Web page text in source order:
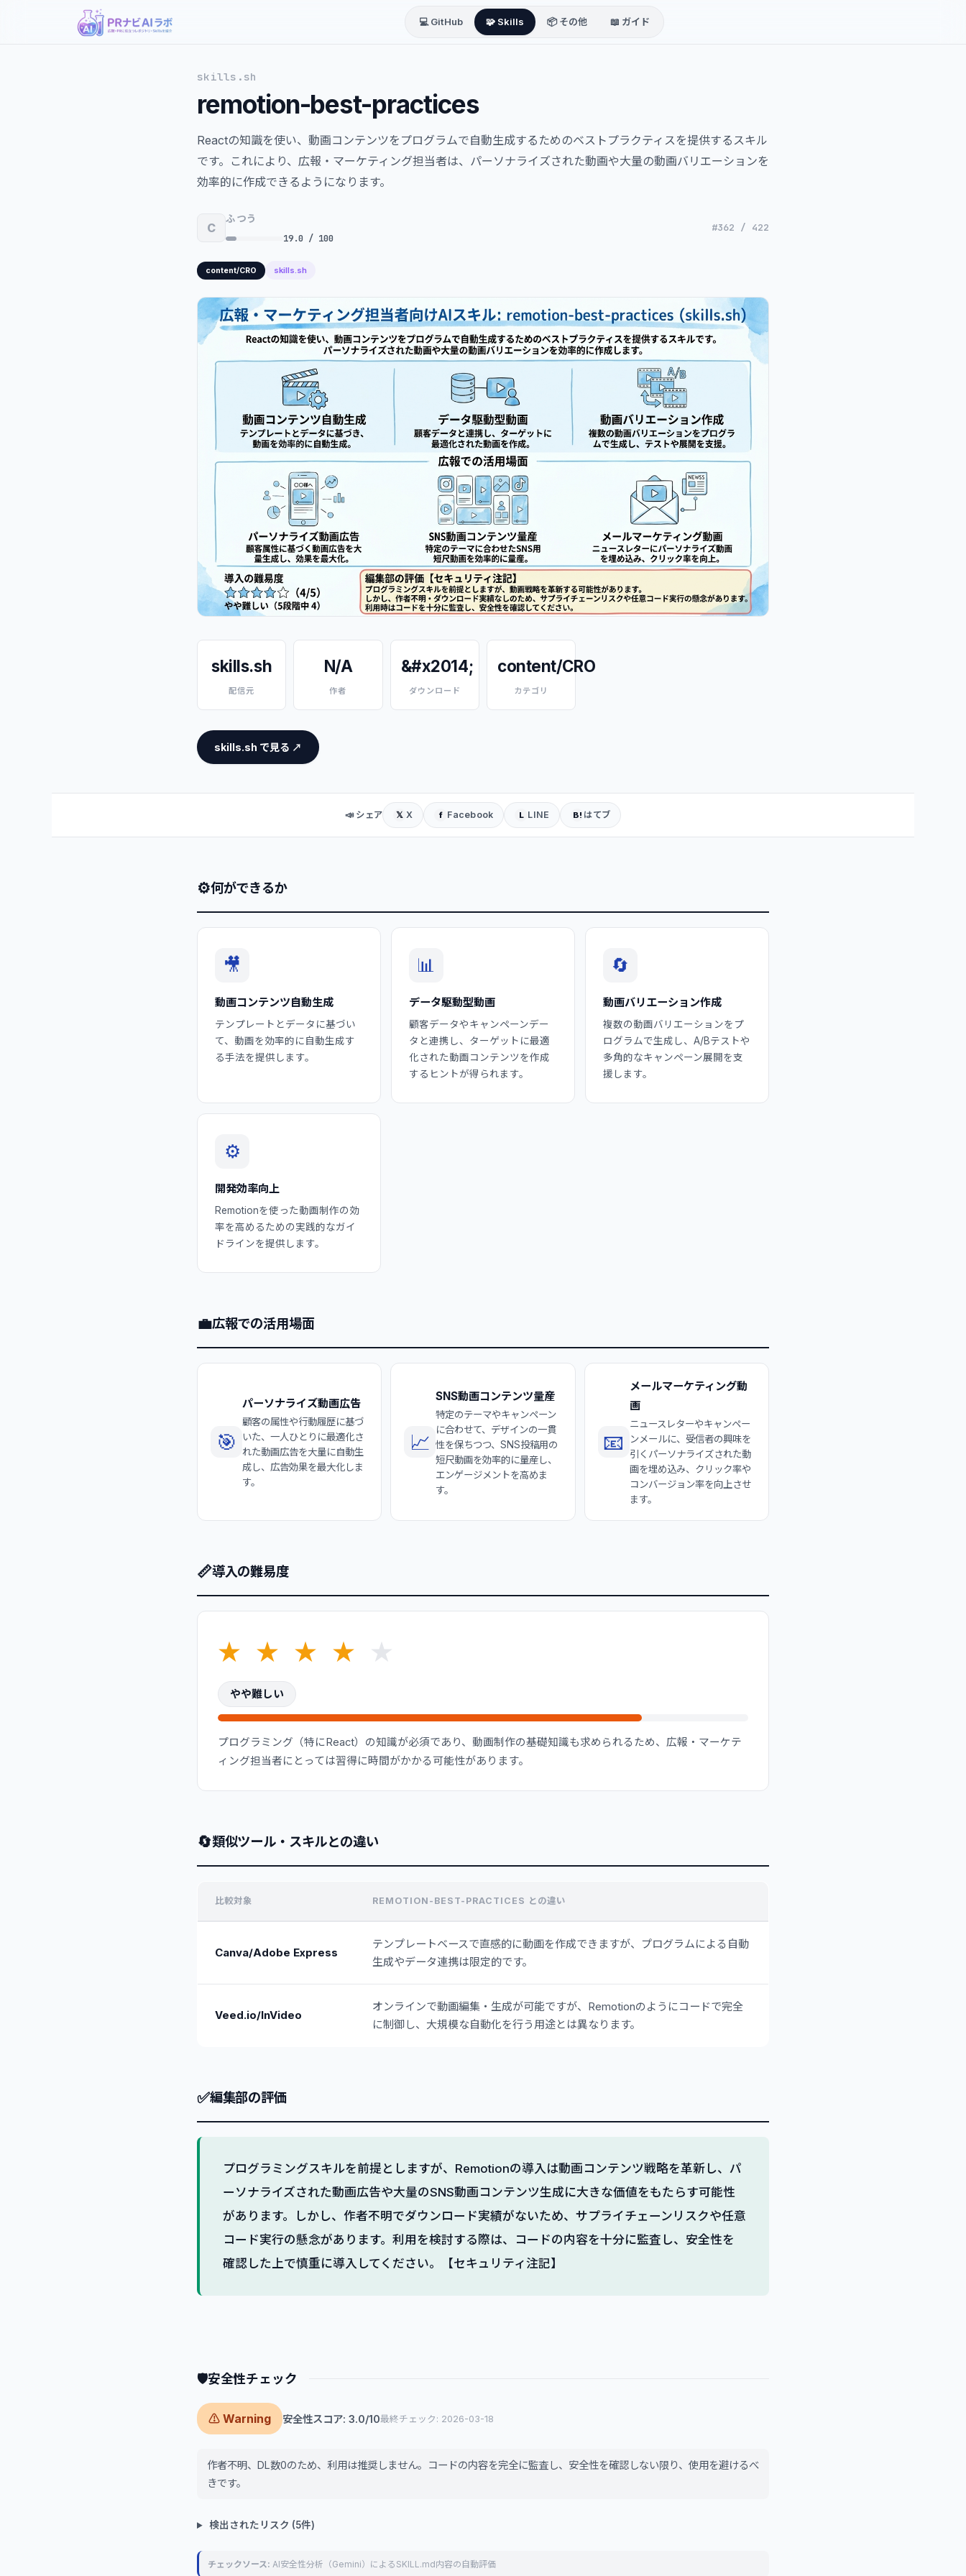
💻 GitHub 🧩 Skills 📦 その他 📖 ガイド
skills.sh
remotion-best-practices
Reactの知識を使い、動画コンテンツをプログラムで自動生成するためのベストプラクティスを提供するスキル
です。これにより、広報・マーケティング担当者は、パーソナライズされた動画や大量の動画バリエーションを
効率的に作成できるようになります。
C
ふつう
19.0 / 100
#362 / 422
content/CRO skills.sh
skills.sh
配信元
N/A
作者
&#x2014;
ダウンロード
content/CRO
カテゴリ
skills.sh で見る ↗
📣 シェア 𝕏 X f Facebook L LINE B! はてブ
⚙何ができるか
🎥
動画コンテンツ自動生成
テンプレートとデータに基づい
て、動画を効率的に自動生成す
る手法を提供します。
📊
データ駆動型動画
顧客データやキャンペーンデー
タと連携し、ターゲットに最適
化された動画コンテンツを作成
するヒントが得られます。
🔄
動画バリエーション作成
複数の動画バリエーションをプ
ログラムで生成し、A/Bテストや
多角的なキャンペーン展開を支
援します。
⚙️
開発効率向上
Remotionを使った動画制作の効
率を高めるための実践的なガイ
ドラインを提供します。
💼広報での活用場面
🎯
パーソナライズ動画広告
顧客の属性や行動履歴に基づ
いた、一人ひとりに最適化さ
れた動画広告を大量に自動生
成し、広告効果を最大化しま
す。
📈
SNS動画コンテンツ量産
特定のテーマやキャンペーン
に合わせて、デザインの一貫
性を保ちつつ、SNS投稿用の
短尺動画を効率的に量産し、
エンゲージメントを高めま
す。
📧
メールマーケティング動
画
ニュースレターやキャンペー
ンメールに、受信者の興味を
引くパーソナライズされた動
画を埋め込み、クリック率や
コンバージョン率を向上させ
ます。
📏導入の難易度
★ ★ ★ ★ ★
やや難しい
プログラミング（特にReact）の知識が必須であり、動画制作の基礎知識も求められるため、広報・マーケテ
ィング担当者にとっては習得に時間がかかる可能性があります。
🔄類似ツール・スキルとの違い
比較対象 REMOTION-BEST-PRACTICES との違い
Canva/Adobe Express
テンプレートベースで直感的に動画を作成できますが、プログラムによる自動
生成やデータ連携は限定的です。
Veed.io/InVideo
オンラインで動画編集・生成が可能ですが、Remotionのようにコードで完全
に制御し、大規模な自動化を行う用途とは異なります。
✅編集部の評価
プログラミングスキルを前提としますが、Remotionの導入は動画コンテンツ戦略を革新し、パ
ーソナライズされた動画広告や大量のSNS動画コンテンツ生成に大きな価値をもたらす可能性
があります。しかし、作者不明でダウンロード実績がないため、サプライチェーンリスクや任意
コード実行の懸念があります。利用を検討する際は、コードの内容を十分に監査し、安全性を
確認した上で慎重に導入してください。【セキュリティ注記】
🛡安全性チェック
⚠ Warning 安全性スコア: 3.0/10最終チェック: 2026-03-18
作者不明、DL数0のため、利用は推奨しません。コードの内容を完全に監査し、安全性を確認しない限り、使用を避けるべ
きです。
検出されたリスク (5件)
チェックソース: AI安全性分析（Gemini）によるSKILL.md内容の自動評価